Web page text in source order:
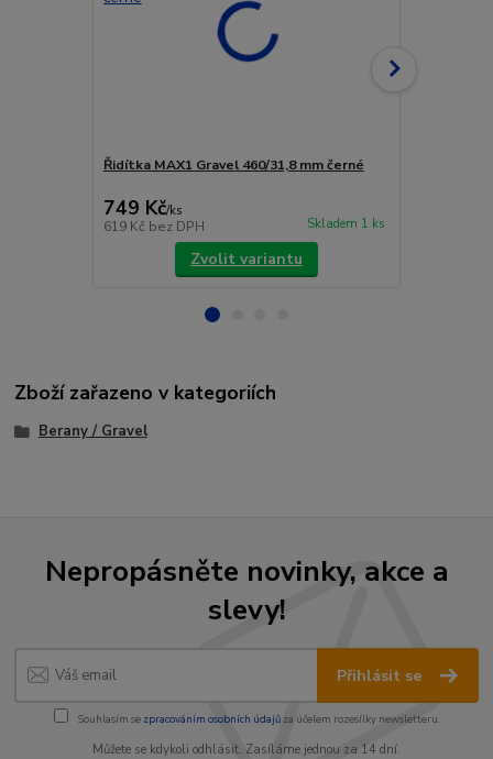
Řidítka MAX1 Gravel 460/31,8 mm černé
749 Kč/ks
619 Kč bez DPH Skladem 1 ks
Zvolit variantu
Zboží zařazeno v kategoriích
Berany / Gravel
Nepropásněte novinky, akce a
slevy!
Přihlásit se
Souhlasím se zpracováním osobních údajůza účelem rozesílky newsletteru.
Můžete se kdykoli odhlásit. Zasíláme jednou za 14 dní.